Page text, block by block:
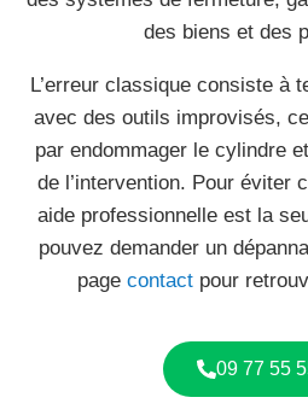
des biens et des
L’erreur classique consiste à
avec des outils improvisés,
par endommager le cylindre
de l’intervention. Pour éviter
aide professionnelle est la
pouvez demander un
page contact pour
09 77 55